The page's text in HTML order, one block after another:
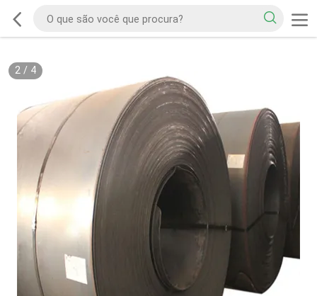
2/ 4